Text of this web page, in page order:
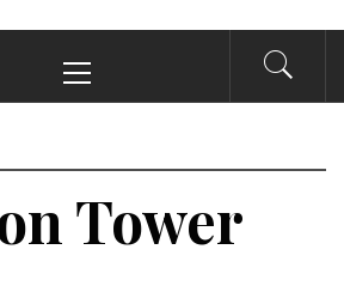
principal
Tower